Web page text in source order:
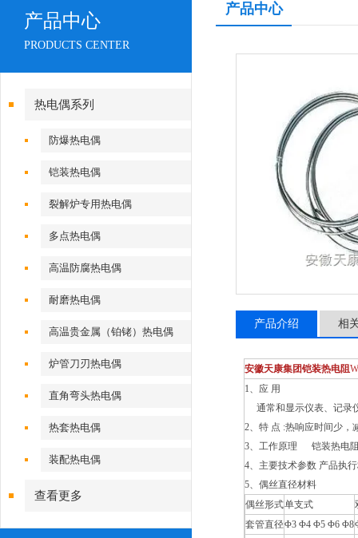
产品中心
PRODUCTS CENTER
热电偶系列
防爆热电偶
铠装热电偶
裂解炉专用热电偶
多点热电偶
高温防腐热电偶
耐磨热电偶
高温贵金属（铂铑）热电偶
炉管刀刃热电偶
直角弯头热电偶
热套热电偶
装配热电偶
查看更多
产品中心
产品介绍 相
安徽天康集团铠装热电阻
1、应 用
通常和显示仪表、记录
2、特 点 :热响应时间少
3、工作原理 铠装热电阻
4、主要技术参数 产品执
5、偶丝直径材料
偶丝形式单支式
套管直径Φ3 Φ4 Φ5 Φ6 Φ8